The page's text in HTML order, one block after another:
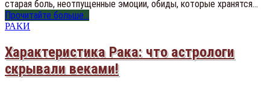
старая боль, неотпущенные эмоции, обиды, которые хранятся…
Прочитайте больше...
РАКИ
Характеристика Рака: что астрологи
скрывали веками!